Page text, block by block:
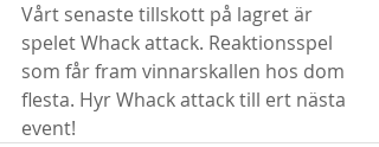
Vårt senaste tillskott på lagret är
spelet Whack attack. Reaktionsspel
som får fram vinnarskallen hos dom
flesta. Hyr Whack attack till ert nästa
event!